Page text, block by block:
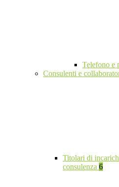
Telefono e
Consulenti e
Titolari di
consulenza 6